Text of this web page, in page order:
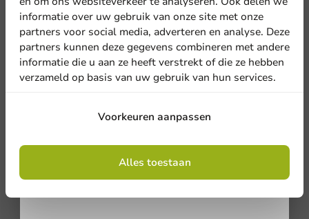
informatie over uw gebruik van onze site met onze
partners voor social media, adverteren en analyse. Deze
partners kunnen deze gegevens combineren met andere
informatie die u aan ze heeft verstrekt of die ze hebben
verzameld op basis van uw gebruik van hun services.
Voorkeuren aanpassen
Alles toestaan
Meld je aan voor onze
nieuwsbrief!
Aanmelden
Door je in te schrijven, ga je akkoord met de
algemene voorwaarden